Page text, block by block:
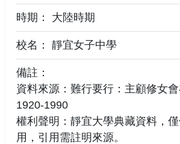
時期： 大陸時期
校名： 靜宜女子中學
備註：
資料來源：難行要行：主顧修女
1920-1990
權利聲明：靜宜大學典藏資料，
用，引用需註明來源。